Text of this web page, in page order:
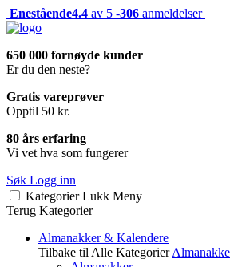
Enestående4.4 av 5 -306 anmeldelser
650 000 fornøyde kunder
Er du den neste?
Gratis vareprøver
Opptil 50 kr.
80 års erfaring
Vi vet hva som fungerer
Søk Logg inn
Kategorier Lukk Meny
Terug Kategorier
Almanakker & Kalendere
Tilbake til Alle Kategorier